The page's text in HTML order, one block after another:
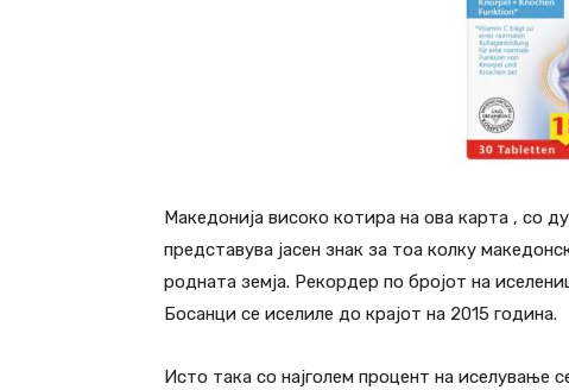
Македонија високо котира на ова карта , со
представува јасен знак за тоа колку
родната земја. Рекордер по бројот на
Босанци се иселиле до крајот на 2015 година.
Исто така со најголем процент на иселување